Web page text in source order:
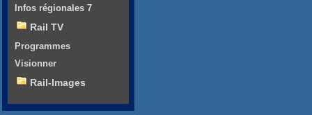
Infos régionales 7
Rail TV
Programmes
Visionner
Rail-Images